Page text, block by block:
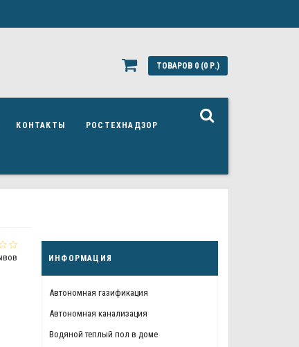
ТОВАРОВ 0 (0 Р.)
КОНТАКТЫ РОСТЕХНАДЗОР
ИНФОРМАЦИЯ
Автономная газификация
Автономная канализация
Водяной теплый пол в доме